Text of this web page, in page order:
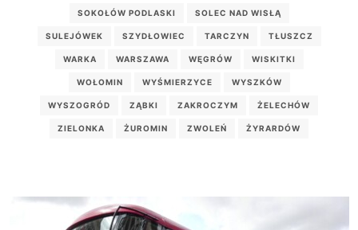
SOKOŁÓW PODLASKI SOLEC NAD WISŁĄ
SULEJÓWEK SZYDŁOWIEC TARCZYN TŁUSZCZ
WARKA WARSZAWA WĘGRÓW WISKITKI
WOŁOMIN WYŚMIERZYCE WYSZKÓW
WYSZOGRÓD ZĄBKI ZAKROCZYM ŻELECHÓW
ZIELONKA ŻUROMIN ZWOLEŃ ŻYRARDÓW